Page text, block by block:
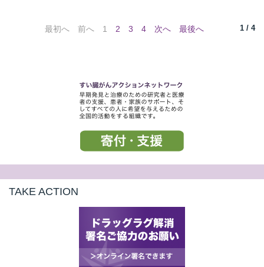
1 / 4
最初へ 前へ 1 2 3 4 次へ 最後へ
TAKE ACTION